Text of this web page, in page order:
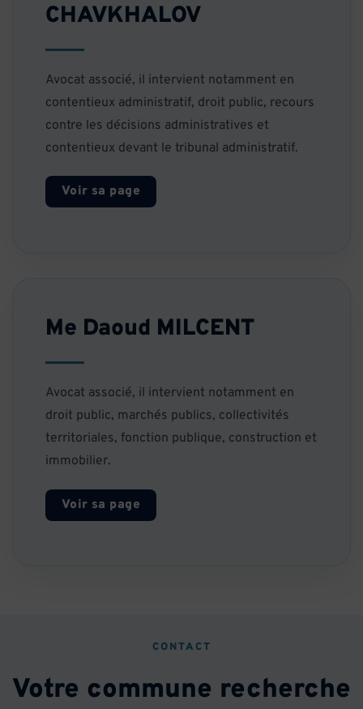
CHAVKHALOV
Avocat associé, il intervient notamment en
contentieux administratif, droit public, recours
contre les décisions administratives et
contentieux devant le tribunal administratif.
Voir sa page
Me Daoud MILCENT
Avocat associé, il intervient notamment en
droit public, marchés publics, collectivités
territoriales, fonction publique, construction et
immobilier.
Voir sa page
CONTACT
Votre commune recherche